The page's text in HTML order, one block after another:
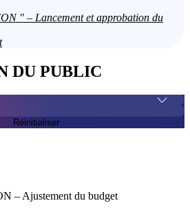
" – Lancement et approbation du
DU PUBLIC
Réinitialiser
– Ajustement du budget